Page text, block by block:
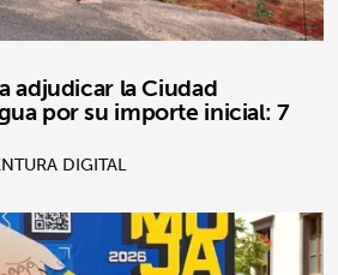
adjudicar la Ciudad
por su importe inicial: 7
DIGITAL